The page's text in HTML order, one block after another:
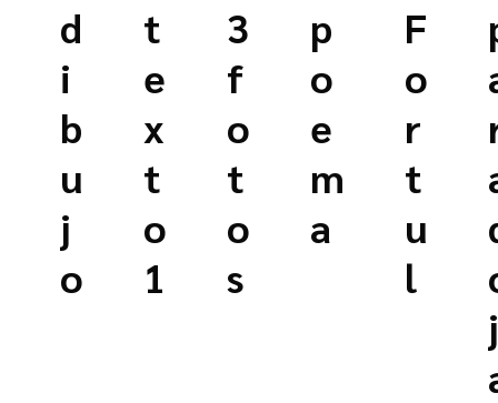
contentd
i
b
u
j
o
t
e
x
t
o
1
3
f
o
t
o
s
p
o
e
m
a
F
o
r
t
u
l
j